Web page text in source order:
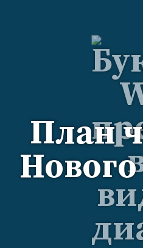
План
Нового